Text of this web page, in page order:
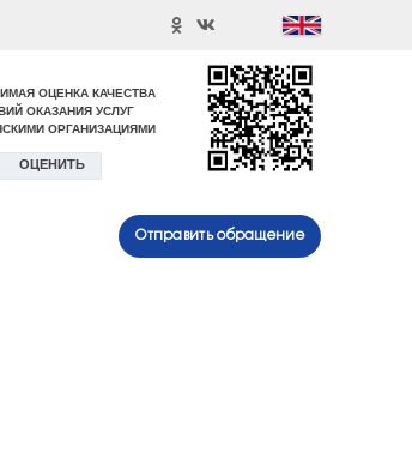
Отправить обращение